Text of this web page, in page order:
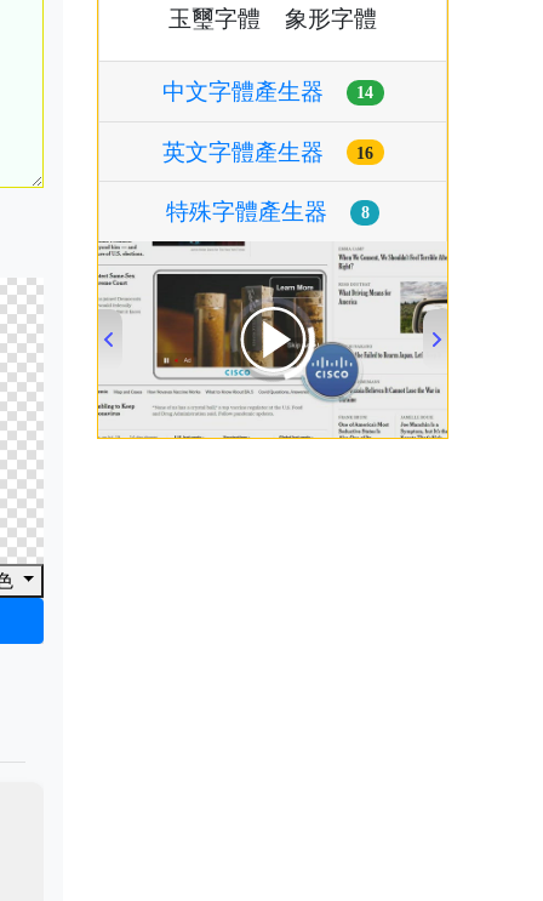
玉璽字體
象形字體
中文字體產生器 14
英文字體產生器 16
特殊字體產生器 8
00:00/00:33